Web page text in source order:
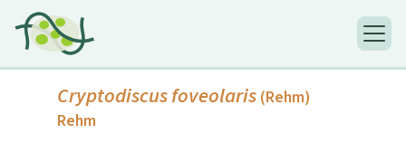
Cryptodiscus foveolaris (Rehm)
Rehm